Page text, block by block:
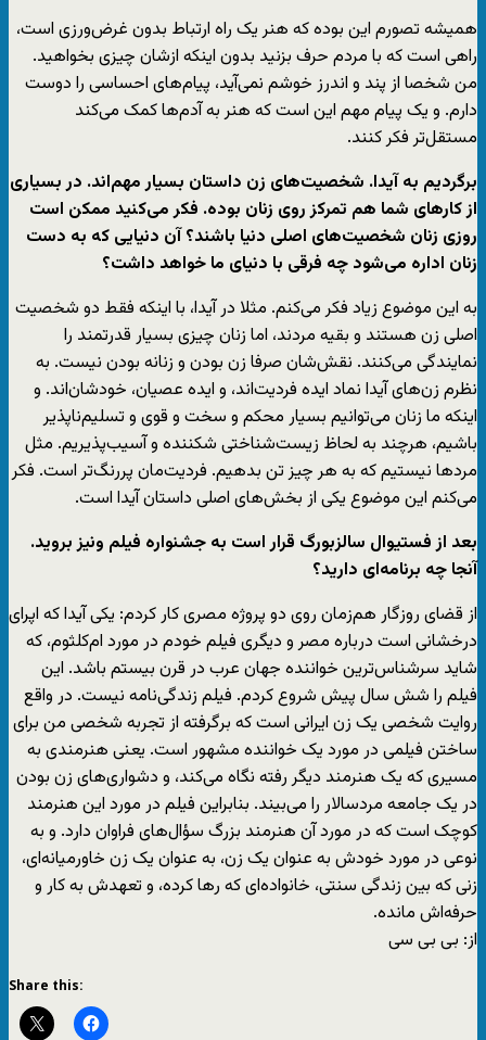
همیشه تصورم این بوده که هنر یک راه ارتباط بدون غرض‌ورزی است،
راهی است که با مردم حرف بزنید بدون اینکه ازشان چیزی بخواهید.
من شخصا از پند و اندرز خوشم نمی‌آید، پیام‌های احساسی را دوست
دارم. و یک پیام مهم این است که هنر به آدم‌ها کمک می‌کند
مستقل‌تر فکر کنند.
برگردیم به آیدا. شخصیت‌های زن داستان بسیار مهم‌اند. در بسیاری
از کارهای شما هم تمرکز روی زنان بوده. فکر می‌کنید ممکن است
روزی زنان شخصیت‌های اصلی دنیا باشند؟ آن دنیایی که به دست
زنان اداره می‌شود چه فرقی با دنیای ما خواهد داشت؟
به این موضوع زیاد فکر می‌کنم. مثلا در آیدا، با اینکه فقط دو شخصیت
اصلی زن هستند و بقیه مردند، اما زنان چیزی بسیار قدرتمند را
نمایندگی می‌کنند. نقش‌شان صرفا زن بودن و زنانه بودن نیست. به
نظرم زن‌های آیدا نماد ایده فردیت‌اند، و ایده عصیان، خودشان‌اند. و
اینکه ما زنان می‌توانیم بسیار محکم و سخت و قوی و تسلیم‌ناپذیر
باشیم، هرچند به لحاظ زیست‌شناختی شکننده و آسیب‌پذیریم. مثل
مردها نیستیم که به هر چیز تن بدهیم. فردیت‌مان پررنگ‌تر است. فکر
می‌کنم این موضوع یکی از بخش‌های اصلی داستان آیدا است.
بعد از فستیوال سالزبورگ قرار است به جشنواره فیلم ونیز بروید.
آنجا چه برنامه‌ای دارید؟
از قضای روزگار هم‌زمان روی دو پروژه مصری کار کردم: یکی آیدا که اپرای
درخشانی است درباره مصر و دیگری فیلم خودم در مورد ام‌کلثوم، که
شاید سرشناس‌ترین خواننده جهان عرب در قرن بیستم باشد. این
فیلم را شش سال پیش شروع کردم. فیلم زندگی‌نامه نیست. در واقع
روایت شخصی یک زن ایرانی است که برگرفته از تجربه شخصی من برای
ساختن فیلمی در مورد یک خواننده مشهور است. یعنی هنرمندی به
مسیری که یک هنرمند دیگر رفته نگاه می‌کند، و دشواری‌های زن بودن
در یک جامعه مردسالار را می‌بیند. بنابراین فیلم در مورد این هنرمند
کوچک است که در مورد آن هنرمند بزرگ سؤال‌های فراوان دارد. و به
نوعی در مورد خودش به عنوان یک زن، به عنوان یک زن خاورمیانه‌ای،
زنی که بین زندگی سنتی، خانواده‌ای که رها کرده، و تعهدش به کار و
حرفه‌اش مانده.
از: بی بی سی
Share this: